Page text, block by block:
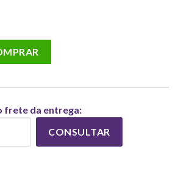
frete da entrega:
CONSULTAR